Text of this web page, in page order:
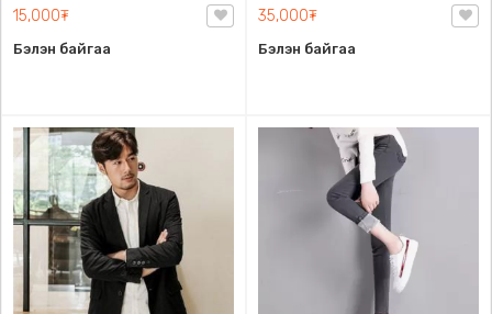
15,000₮
Бэлэн байгаа
35,000₮
Бэлэн байгаа